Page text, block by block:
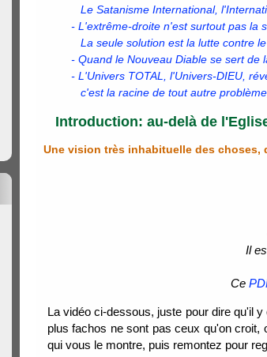
Le Satanisme International,
- L'extrême-droite n'est surtout pas la
La seule solution est la lutte contre
- Quand le Nouveau Diable se sert de
- L'Univers TOTAL, l'Univers-DIEU,
c'est la racine de tout autre
Introduction: au-delà de
Une vision très inhabituelle des choses,
Il
Ce
La vidéo ci-dessous, juste pour dire qu'il
plus fachos ne sont pas ceux qu'on croit,
qui vous le montre, puis remontez pour